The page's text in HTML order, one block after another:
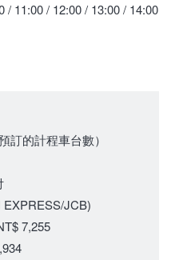
/ 11:00 / 12:00 / 13:00 / 14:00
訂的計程車台數）
JCB)
7,255